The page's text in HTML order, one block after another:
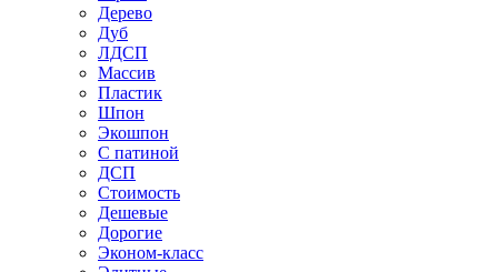
Дерево
Дуб
ЛДСП
Массив
Пластик
Шпон
Экошпон
С патиной
ДСП
Стоимость
Дешевые
Дорогие
Эконом-класс